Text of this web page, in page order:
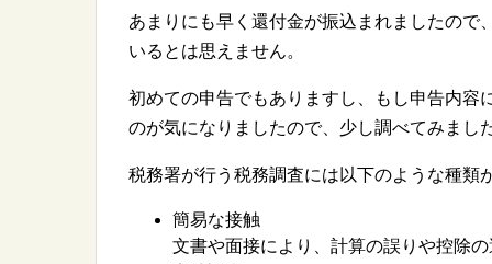
あまりにも早く還付金が振込まれましたので
いるとは思えません。
初めての申告でもありますし、もし申告内容
のが気になりましたので、少し調べてみまし
税務署が行う税務調査には以下のような種類
簡易な接触
文書や面接により、計算の誤りや控除